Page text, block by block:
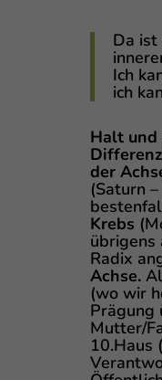
Da ist
Ich
ich
Halt und
der
(Saturn
Krebs
übrigens
Radix
Achse.
(wo wir
Prägung
Mutter/
10.Haus